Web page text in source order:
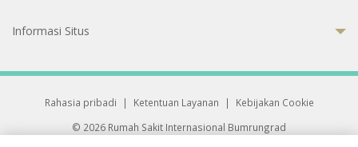
Informasi Situs
Rahasia pribadi | Ketentuan Layanan |
Kebijakan Cookie
© 2026 Rumah Sakit Internasional Bumrungrad